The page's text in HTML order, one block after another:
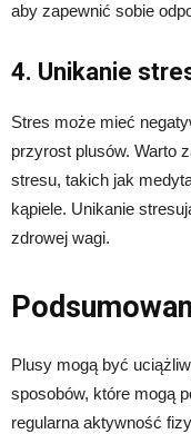
aby zapewnić sobie
4. Unikanie
Stres może mieć
przyrost plusów. Warto
stresu, takich jak
kąpiele. Unikanie
zdrowej wagi.
Plusy mogą być
sposobów, które mogą
regularna aktywność